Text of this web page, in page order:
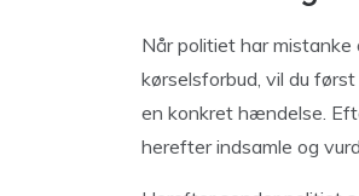
Når politiet har
kørselsforbud, vil du
en konkret hændelse.
herefter indsamle og